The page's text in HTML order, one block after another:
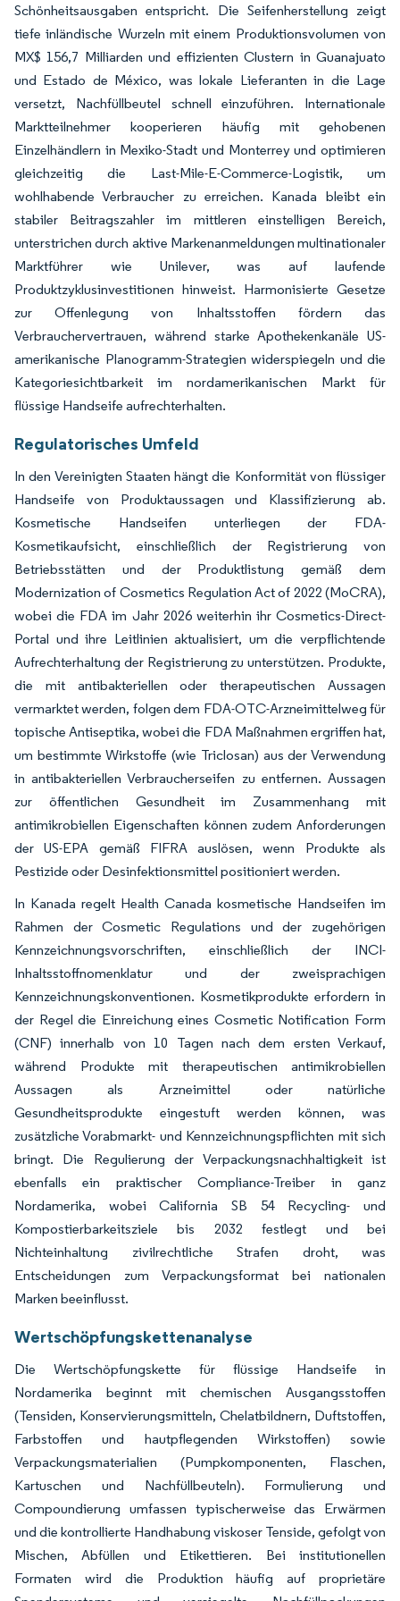
Schönheitsausgaben entspricht. Die Seifenherstellung zeigt
tiefe inländische Wurzeln mit einem Produktionsvolumen von
MX$ 156,7 Milliarden und effizienten Clustern in Guanajuato
und Estado de México, was lokale Lieferanten in die Lage
versetzt, Nachfüllbeutel schnell einzuführen. Internationale
Marktteilnehmer kooperieren häufig mit gehobenen
Einzelhändlern in Mexiko-Stadt und Monterrey und optimieren
gleichzeitig die Last-Mile-E-Commerce-Logistik, um
wohlhabende Verbraucher zu erreichen. Kanada bleibt ein
stabiler Beitragszahler im mittleren einstelligen Bereich,
unterstrichen durch aktive Markenanmeldungen multinationaler
Marktführer wie Unilever, was auf laufende
Produktzyklusinvestitionen hinweist. Harmonisierte Gesetze
zur Offenlegung von Inhaltsstoffen fördern das
Verbrauchervertrauen, während starke Apothekenkanäle US-
amerikanische Planogramm-Strategien widerspiegeln und die
Kategoriesichtbarkeit im nordamerikanischen Markt für
flüssige Handseife aufrechterhalten.
Regulatorisches Umfeld
In den Vereinigten Staaten hängt die Konformität von flüssiger
Handseife von Produktaussagen und Klassifizierung ab.
Kosmetische Handseifen unterliegen der FDA-
Kosmetikaufsicht, einschließlich der Registrierung von
Betriebsstätten und der Produktlistung gemäß dem
Modernization of Cosmetics Regulation Act of 2022 (MoCRA),
wobei die FDA im Jahr 2026 weiterhin ihr Cosmetics-Direct-
Portal und ihre Leitlinien aktualisiert, um die verpflichtende
Aufrechterhaltung der Registrierung zu unterstützen. Produkte,
die mit antibakteriellen oder therapeutischen Aussagen
vermarktet werden, folgen dem FDA-OTC-Arzneimittelweg für
topische Antiseptika, wobei die FDA Maßnahmen ergriffen hat,
um bestimmte Wirkstoffe (wie Triclosan) aus der Verwendung
in antibakteriellen Verbraucherseifen zu entfernen. Aussagen
zur öffentlichen Gesundheit im Zusammenhang mit
antimikrobiellen Eigenschaften können zudem Anforderungen
der US-EPA gemäß FIFRA auslösen, wenn Produkte als
Pestizide oder Desinfektionsmittel positioniert werden.
In Kanada regelt Health Canada kosmetische Handseifen im
Rahmen der Cosmetic Regulations und der zugehörigen
Kennzeichnungsvorschriften, einschließlich der INCI-
Inhaltsstoffnomenklatur und der zweisprachigen
Kennzeichnungskonventionen. Kosmetikprodukte erfordern in
der Regel die Einreichung eines Cosmetic Notification Form
(CNF) innerhalb von 10 Tagen nach dem ersten Verkauf,
während Produkte mit therapeutischen antimikrobiellen
Aussagen als Arzneimittel oder natürliche
Gesundheitsprodukte eingestuft werden können, was
zusätzliche Vorabmarkt- und Kennzeichnungspflichten mit sich
bringt. Die Regulierung der Verpackungsnachhaltigkeit ist
ebenfalls ein praktischer Compliance-Treiber in ganz
Nordamerika, wobei California SB 54 Recycling- und
Kompostierbarkeitsziele bis 2032 festlegt und bei
Nichteinhaltung zivilrechtliche Strafen droht, was
Entscheidungen zum Verpackungsformat bei nationalen
Marken beeinflusst.
Wertschöpfungskettenanalyse
Die Wertschöpfungskette für flüssige Handseife in
Nordamerika beginnt mit chemischen Ausgangsstoffen
(Tensiden, Konservierungsmitteln, Chelatbildnern, Duftstoffen,
Farbstoffen und hautpflegenden Wirkstoffen) sowie
Verpackungsmaterialien (Pumpkomponenten, Flaschen,
Kartuschen und Nachfüllbeuteln). Formulierung und
Compoundierung umfassen typischerweise das Erwärmen
und die kontrollierte Handhabung viskoser Tenside, gefolgt von
Mischen, Abfüllen und Etikettieren. Bei institutionellen
Formaten wird die Produktion häufig auf proprietäre